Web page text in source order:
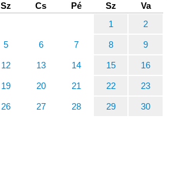
Sz Cs Pé Sz
Va
1
2
5 6 7 8 9
12 13 14 15 16
19 20 21 22 23
26 27 28 29 30